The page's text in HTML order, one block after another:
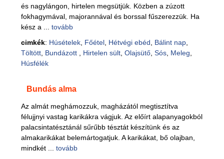
és nagylángon, hirtelen megsütjük. Közben a zúzott
fokhagymával, majorannával és borssal fűszerezzük. Ha
kész a ... tovább
cimkék: Húsételek, Főétel, Hétvégi ebéd Bálint nap,
Töltött, Bundázott Hirtelen sült, Olajsütő, Sós, Meleg
Húsfélék
Bundás alma
Az almát meghámozzuk, magházától megtisztítva
félujjnyi vastag karikákra vágjuk. Az előírt alapanyagokból
palacsintatésztánál sűrűbb tésztát készítünk és az
almakarikákat belemártogatjuk. A karikákat, bő olajban,
mindkét ... tovább